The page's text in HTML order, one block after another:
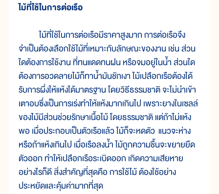
ไม้ที่ใช้ในการต่อเรือ
ไม้ที่ใช้ในการต่อเรือมีราคาสูงมาก การต่อเรือจึง
จำเป็นต้องเลือกใช้ไม้ที่เหมาะกับลักษณะของงาน เช่น ส่วน
ใดต้องการใช้งาน ที่ทนแดดทนฝน หรือจมอยู่ในน้ำ ส่วนใด
ต้องการอวดลายไม้ก็ทาน้ำมันชักเงา ไม้เปลือกเรือต้องได้
รับการผึ่งให้แห้งได้มาตรฐาน โดยวิธีธรรมชาติ จะไม่นำเข้า
เตาอบซึ่งเป็นการเร่งทำให้แห้งมากเกินไป เพราะยางในเซลล์
ของไม้มีส่วนช่วยรักษาเนื้อไม้ โดยธรรมชาติ แต่ถ้าไม่แห้ง
พอ เมื่อประกอบเป็นตัวเรือแล้ว ไม้ก็จะหดตัว แนวจะห่าง
หรือถ้าแห้งเกินไป เมื่อเรือลงน้ำ ไม้ถูกความชื้นจะขยายยืด
ตัวออก ทำให้เปลือกเรือระเบิดออก เกิดความเสียหาย
อย่างไรก็ดี สิ่งสำคัญที่สุดคือ การใช้ไม้ ต้องใช้อย่าง
ประหยัดและคุ้มค่ามากที่สุด